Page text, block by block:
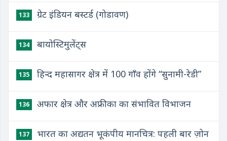
133 ग्रेट इंडियन बस्टर्ड (गोडावण)
134 बायोस्टिमुलेंट्स
135 हिन्द महासागर क्षेत्र में 100 गाँव होंगे “सुनामी-रेडी”
136 अफार क्षेत्र और अफ्रीका का संभावित विभाजन
137
भारत का अद्यतन भूकंपीय मानचित्र: पहली बार ज़ोन